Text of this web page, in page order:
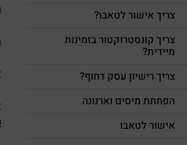
צריך אישור לטאבו?
צריך קונסטרוקטור בזמינות
מיידית?
צריך רישיון עסק דחוף?
הפחתת מיסים וארנונה
אישור לטאבו